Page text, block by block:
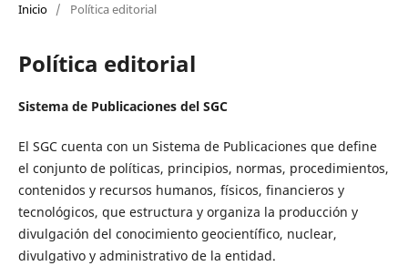
Inicio / Política editorial
Política editorial
Sistema de Publicaciones del SGC
El SGC cuenta con un Sistema de Publicaciones que define
el conjunto de políticas, principios, normas, procedimientos,
contenidos y recursos humanos, físicos, financieros y
tecnológicos, que estructura y organiza la producción y
divulgación del conocimiento geocientífico, nuclear,
divulgativo y administrativo de la entidad.